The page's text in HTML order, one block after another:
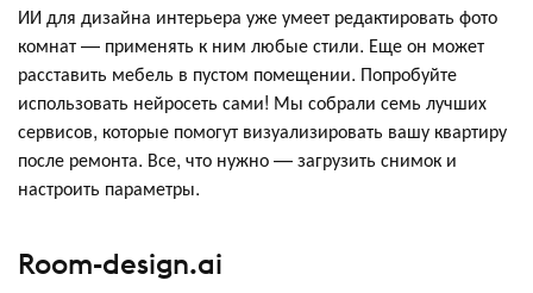
ИИ для дизайна интерьера уже умеет редактировать фото
комнат — применять к ним любые стили. Еще он может
расставить мебель в пустом помещении. Попробуйте
использовать нейросеть сами! Мы собрали семь лучших
сервисов, которые помогут визуализировать вашу квартиру
после ремонта. Все, что нужно — загрузить снимок и
настроить параметры.
Room-design.ai